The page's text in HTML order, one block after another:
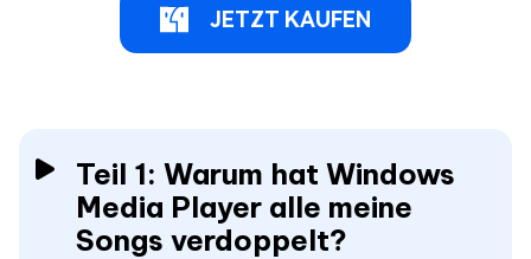
JETZT KAUFEN
Teil 1: Warum hat Windows
Media Player alle meine
Songs verdoppelt?